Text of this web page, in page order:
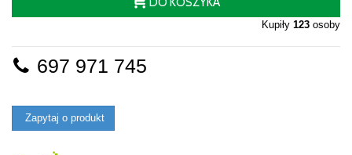
Kupiły 123 osoby
697 971 745
Zapytaj o produkt